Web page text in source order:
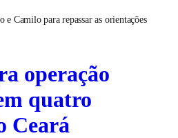
Camilo para repassar as orientações
operação
quatro
Ceará